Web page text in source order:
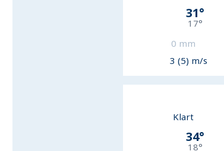
31°
17°
0 mm
3 (5) m/s
Klart
34°
18°